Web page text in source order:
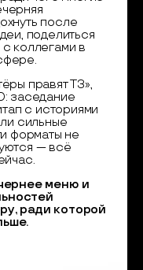
после
поделиться
коллегами в
правят ТЗ»,
заседание
с историями
сильные
форматы не
— всё
меню и
ради которой